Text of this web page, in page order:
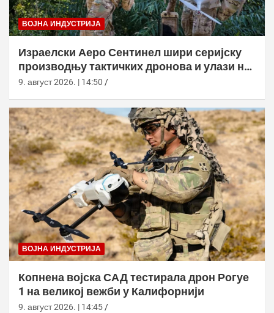
ВОЈНА ИНДУСТРИЈА
Израелски Аеро Сентинел шири серијску
производњу тактичких дронова и улази на
нова тржишта
9. август 2026. | 14:50
ВОЈНА ИНДУСТРИЈА
Копнена војска САД тестирала дрон Рогуе
1 на великој вежби у Калифорнији
9. август 2026. | 14:45